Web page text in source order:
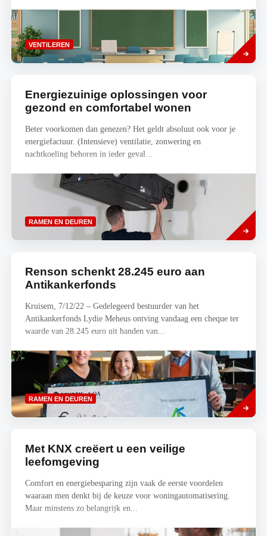
VENTILEREN
meer
Energiezuinige oplossingen voor
gezond en comfortabel wonen
Beter voorkomen dan genezen? Het geldt absoluut ook voor je
energiefactuur. (Intensieve) ventilatie, zonwering en
nachtkoeling behoren in ieder geval...
RAMEN EN DEUREN
meer
Renson schenkt 28.245 euro aan
Antikankerfonds
Kruisem, 7/12/22 – Gedelegeerd bestuurder van het
Antikankerfonds Lydie Meheus ontving vandaag een cheque ter
waarde van 28.245 euro uit handen van...
RAMEN EN DEUREN
Lees
meer
Met KNX creëert u een veilige
leefomgeving
Comfort en energiebesparing zijn vaak de eerste voordelen
waaraan men denkt bij de keuze voor woningautomatisering.
Maar minstens zo belangrijk en...